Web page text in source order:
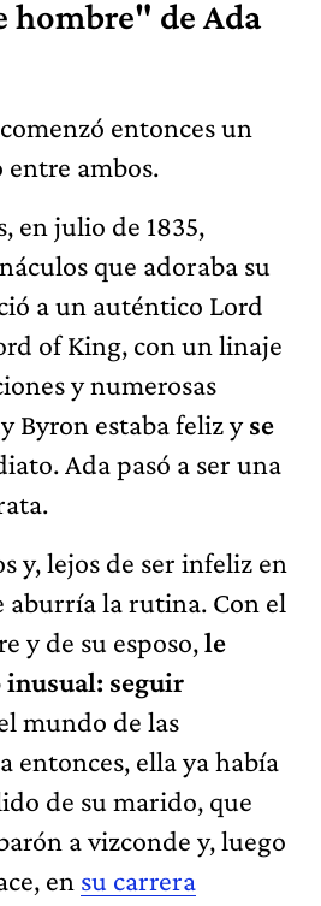
hombre" de Ada
entonces un
ambos.
en julio de 1835,
que adoraba su
a un auténtico Lord
of King, con un linaje
y numerosas
Byron estaba feliz yse
Ada pasó a ser una
y, lejos de ser infeliz en
aburría la rutina. Con el
y de su esposo,le
seguir
mundo de las
entonces, ella ya había
de su marido, que
a vizconde y, luego
en su carrera